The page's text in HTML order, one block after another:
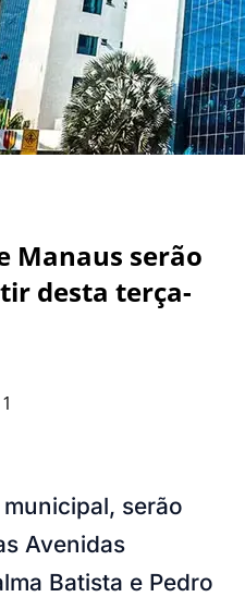
Manaus serão
desta terça-
serão
Avenidas
Batista e Pedro